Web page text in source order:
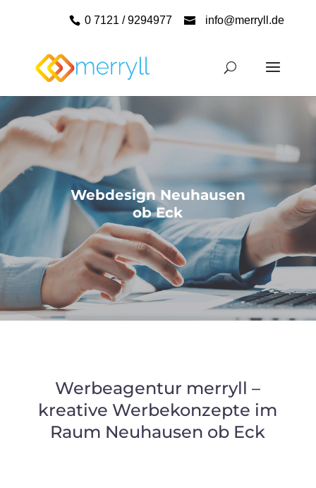
0 7121 / 9294977 info@merryll.de
Webdesign Neuhausen
ob Eck
Werbeagentur merryll –
kreative Werbekonzepte im
Raum Neuhausen ob Eck